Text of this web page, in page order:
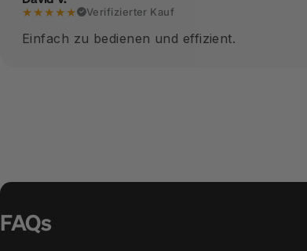
★★★★★ Verifizierter Kauf
Einfach zu bedienen und effizient.
FAQs